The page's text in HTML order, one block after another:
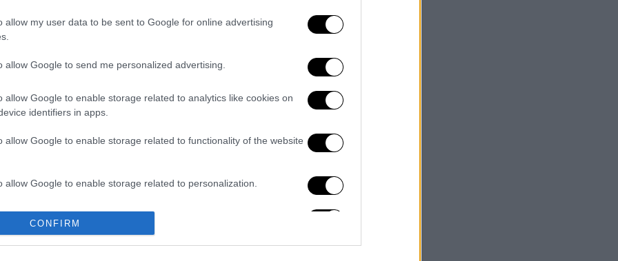
allow my user data to be sent to Google for online advertising
allow Google to send me personalized advertising.
allow Google to enable storage related to analytics like cookies on
identifiers in apps.
allow Google to enable storage related to functionality of the website
allow Google to enable storage related to personalization.
allow Google to enable storage related to security, including
CONFIRM
σκαρφαλώνει σε μπαλκόνι για να
Διπλασιασμοί
και ΚΤΕΟ ανάμεσα στους